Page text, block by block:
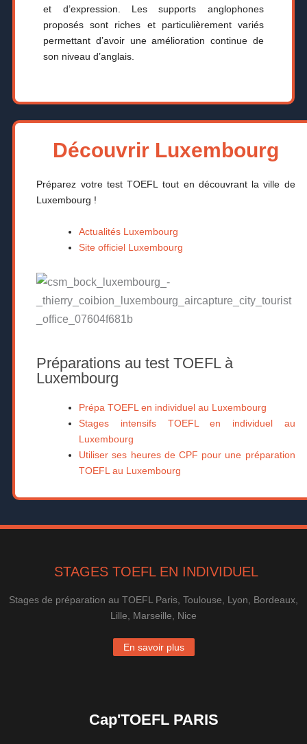
et d’expression. Les supports anglophones
proposés sont riches et particulièrement variés
permettant d’avoir une amélioration continue de
son niveau d’anglais.
Découvrir Luxembourg
Préparez votre test TOEFL tout en découvrant la ville de
Luxembourg !
Actualités Luxembourg
Site officiel Luxembourg
Préparations au test TOEFL à
Luxembourg
Prépa TOEFL en individuel au Luxembourg
Stages intensifs TOEFL en individuel au
Luxembourg
Utiliser ses heures de CPF pour une préparation
TOEFL au Luxembourg
STAGES TOEFL EN INDIVIDUEL
Stages de préparation au TOEFL Paris, Toulouse, Lyon, Bordeaux,
Lille, Marseille, Nice
En savoir plus
Cap'TOEFL PARIS